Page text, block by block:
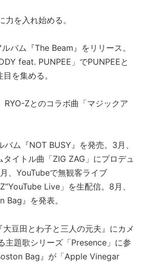
を入れ始める。
バム『The Beam』をリリース。
feat. PUNPEE」でPUNPEEと
を集める。
RYO-Zとのコラボ曲「マジックア
ム『NOT BUSY』を発売。3月、
イトル曲「ZIG ZAG」にプロデュ
、YouTubeで無観客ライブ
Live」を生配信。8月、
Bag』を発表。
豆田とわ子と三人の元夫』にカメ
主題歌シリーズ「Presence」に参
Bag』が「Apple Vinegar